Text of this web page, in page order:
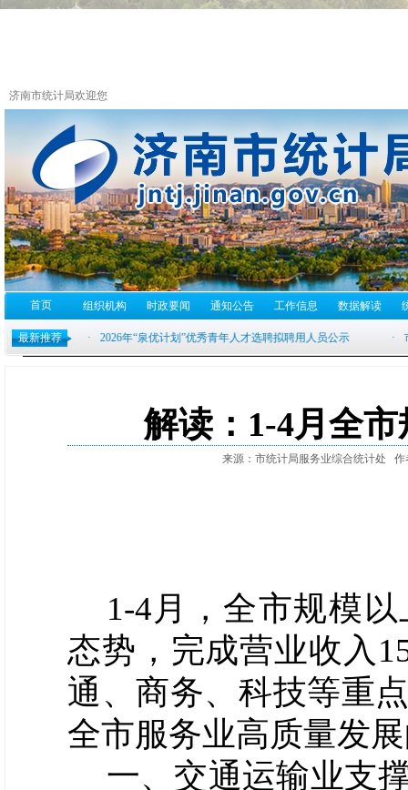
济南市统计局欢迎您
首页 组织机构 时政要闻 通知公告 工作信息 数据解读
最新推荐
解读：1-4月全
来源：市统计局服务业综合统计处 作
1-4 月，全市规模
态势， 完成营业收入
通、商务、科技等重
全市服务业高质量发
一、 交通运输业支